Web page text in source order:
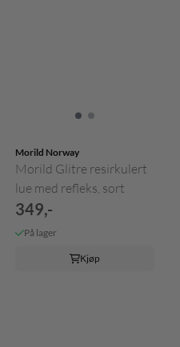
Morild Norway
Morild Glitre resirkulert
lue med refleks, sort
349,-
På lager
Kjøp